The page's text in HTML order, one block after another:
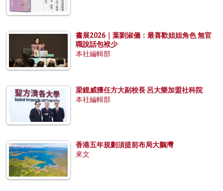
書展2026｜葉劉淑儀：最喜歡姐姐角色 無官
職說話包袱少
本社編輯部
梁鏡威獲任方大副校長 呂大樂加盟社科院
本社編輯部
香港五年規劃須提前布局大鵬灣
來文